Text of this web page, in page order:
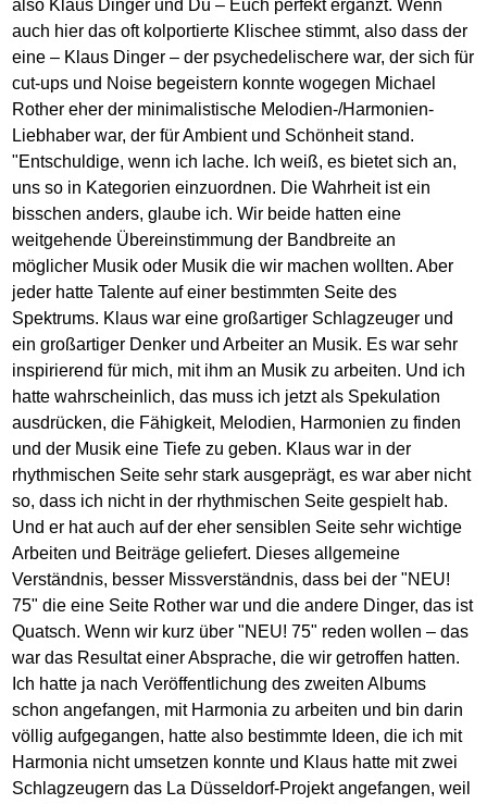
also Klaus Dinger und Du – Euch perfekt ergänzt. Wenn
auch hier das oft kolportierte Klischee stimmt, also dass der
eine – Klaus Dinger – der psychedelischere war, der sich für
cut-ups und Noise begeistern konnte wogegen Michael
Rother eher der minimalistische Melodien-/Harmonien-
Liebhaber war, der für Ambient und Schönheit stand.
"Entschuldige, wenn ich lache. Ich weiß, es bietet sich an,
uns so in Kategorien einzuordnen. Die Wahrheit ist ein
bisschen anders, glaube ich. Wir beide hatten eine
weitgehende Übereinstimmung der Bandbreite an
möglicher Musik oder Musik die wir machen wollten. Aber
jeder hatte Talente auf einer bestimmten Seite des
Spektrums. Klaus war eine großartiger Schlagzeuger und
ein großartiger Denker und Arbeiter an Musik. Es war sehr
inspirierend für mich, mit ihm an Musik zu arbeiten. Und ich
hatte wahrscheinlich, das muss ich jetzt als Spekulation
ausdrücken, die Fähigkeit, Melodien, Harmonien zu finden
und der Musik eine Tiefe zu geben. Klaus war in der
rhythmischen Seite sehr stark ausgeprägt, es war aber nicht
so, dass ich nicht in der rhythmischen Seite gespielt hab.
Und er hat auch auf der eher sensiblen Seite sehr wichtige
Arbeiten und Beiträge geliefert. Dieses allgemeine
Verständnis, besser Missverständnis, dass bei der "NEU!
75" die eine Seite Rother war und die andere Dinger, das ist
Quatsch. Wenn wir kurz über "NEU! 75" reden wollen – das
war das Resultat einer Absprache, die wir getroffen hatten.
Ich hatte ja nach Veröffentlichung des zweiten Albums
schon angefangen, mit Harmonia zu arbeiten und bin darin
völlig aufgegangen, hatte also bestimmte Ideen, die ich mit
Harmonia nicht umsetzen konnte und Klaus hatte mit zwei
Schlagzeugern das La Düsseldorf-Projekt angefangen, weil